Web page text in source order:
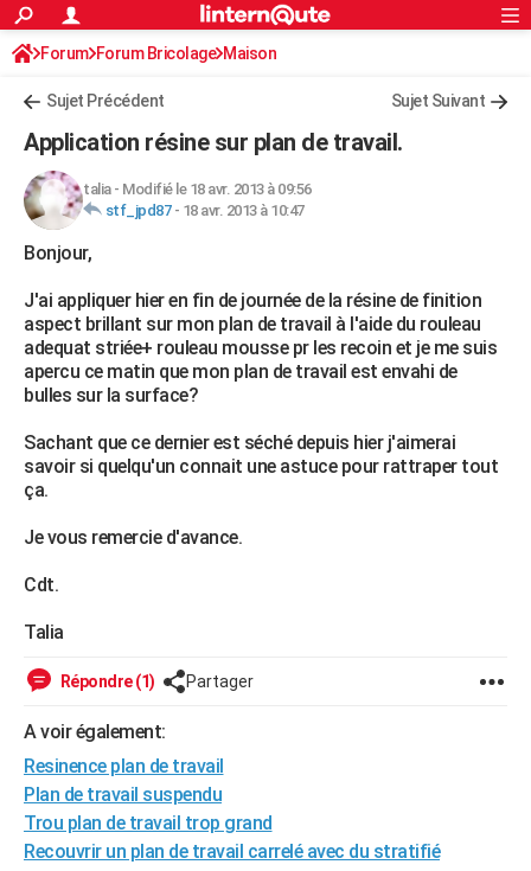
ACTUALITÉS
Politique
Société
Faits Divers
Education
Monde
Villes
+
FINANCE
Retraite
Impôts
Epargne
Immobilier
Risques naturels par ville
Banque
Assurance
Crédit
AUTO
Essais
Réserver un essai
Citadines
Berlines
SUV
Forum auto
+HIGH-TECH
Mobiles
Meilleur smartphone
Internet
Ordinateurs
Jeux vidéo
Guide high-tech
+BRICOLAGE
Forum
Aménagement intérieur
Extérieur
Cuisine
Salle de bains
Jardinage
Rangement
WEEK-END
Art de vivre
Bien-être
Loisirs
Modes de vie
SANTE
Alimentation
Guide de la santé
Maladies
Médicaments
Sommeil
Carte de Noël
Carte Bonne année
Carte Saint-Valentin
Carte Pâques
Carte d'anniversaire
Dictionnaire
Biographies
Citations
Expressions
Proverbes
PROGRAMME TV
COPAINS D'AVANT
S'inscrire
Connexion
Forum Forum Bricolage Maison
Sujet Précédent Sujet Suivant
Application résine sur plan de travail.
talia- Modifié le 18 avr. 2013 à 09:56
stf_jpd87- 18 avr. 2013 à 10:47
Bonjour,
J'ai appliquer hier en fin de journée de la résine de finition
aspect brillant sur mon plan de travail à l'aide du rouleau
adequat striée+ rouleau mousse pr les recoin et je me suis
apercu ce matin que mon plan de travail est envahi de
bulles sur la surface?
Sachant que ce dernier est séché depuis hier j'aimerai
savoir si quelqu'un connait une astuce pour rattraper tout
ça.
Je vous remercie d'avance.
Cdt.
Talia
Répondre (1) Partager
A voir également:
Resinence plan de travail
Plan de travail suspendu
Trou plan de travail trop grand
Recouvrir un plan de travail carrelé avec du stratifié